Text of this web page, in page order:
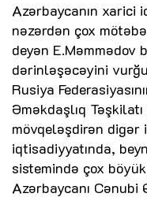
Azərbaycanın xarici
nəzərdən çox
deyən
dərinləşəcəyini
Rusiya
Əməkdaşlıq
mövqeləşdirən
iqtisadiyyatında,
sistemində çox
Azərbaycanı